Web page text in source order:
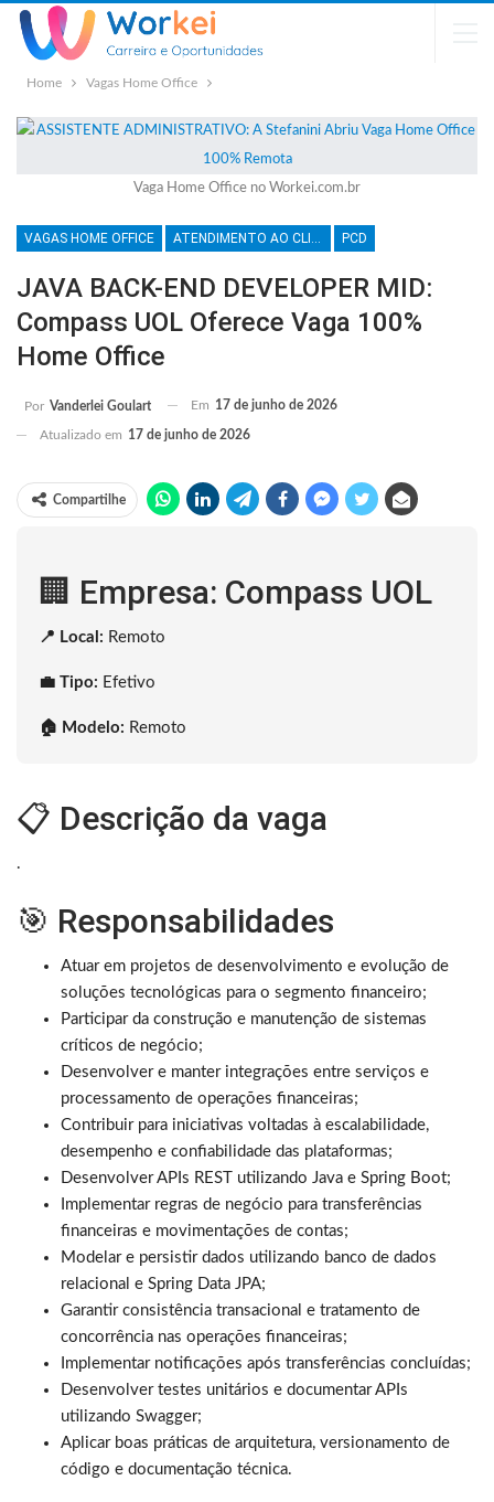
Home Vagas Home Office
Vaga Home Office no Workei.com.br
VAGAS HOME OFFICE ATENDIMENTO AO CLIENTE PCD
JAVA BACK-END DEVELOPER MID:
Compass UOL Oferece Vaga 100%
Home Office
Por Vanderlei Goulart Em 17 de junho de 2026
Atualizado em 17 de junho de 2026
Compartilhe
🏢 Empresa: Compass UOL
📍 Local: Remoto
💼 Tipo: Efetivo
🏠 Modelo: Remoto
📋 Descrição da vaga
.
🎯 Responsabilidades
Atuar em projetos de desenvolvimento e evolução de
soluções tecnológicas para o segmento financeiro;
Participar da construção e manutenção de sistemas
críticos de negócio;
Desenvolver e manter integrações entre serviços e
processamento de operações financeiras;
Contribuir para iniciativas voltadas à escalabilidade,
desempenho e confiabilidade das plataformas;
Desenvolver APIs REST utilizando Java e Spring Boot;
Implementar regras de negócio para transferências
financeiras e movimentações de contas;
Modelar e persistir dados utilizando banco de dados
relacional e Spring Data JPA;
Garantir consistência transacional e tratamento de
concorrência nas operações financeiras;
Implementar notificações após transferências concluídas;
Desenvolver testes unitários e documentar APIs
utilizando Swagger;
Aplicar boas práticas de arquitetura, versionamento de
código e documentação técnica.